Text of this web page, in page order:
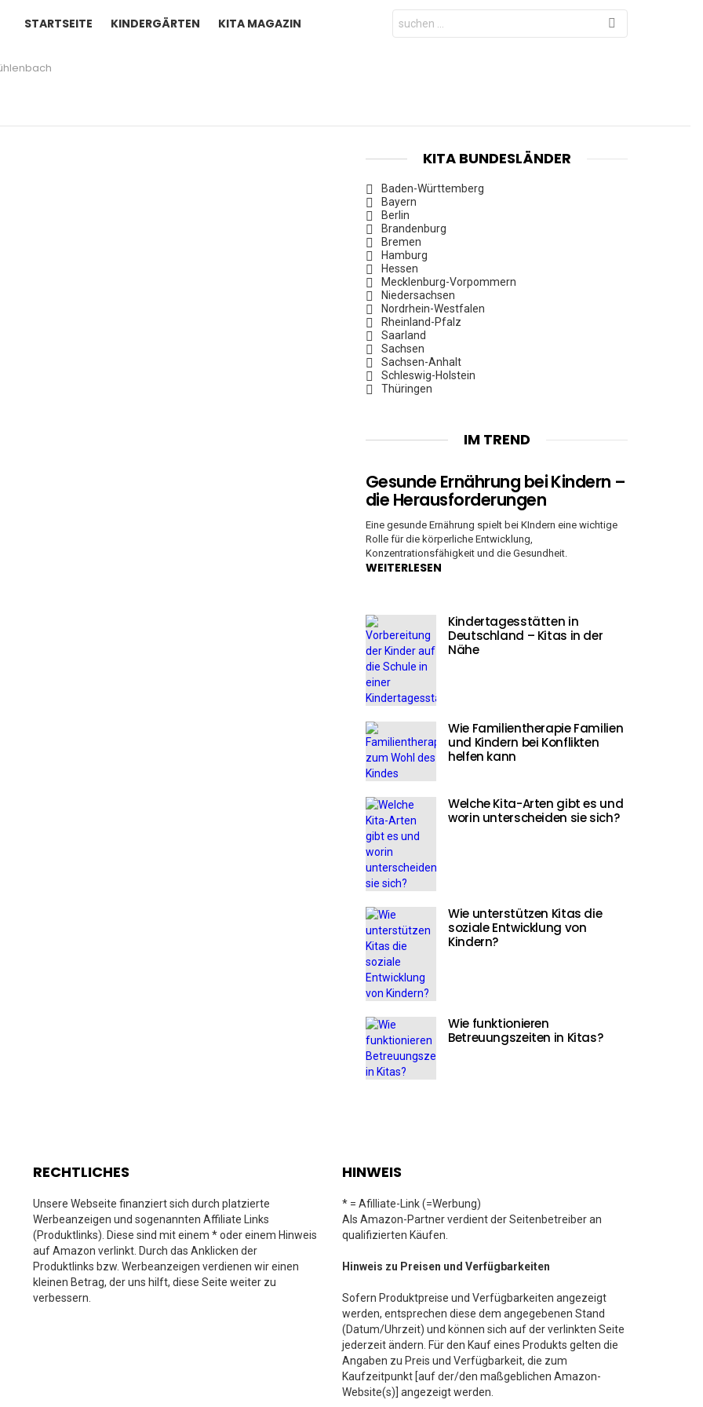
STARTSEITE KINDERGÄRTEN KITA MAGAZIN
Search
for:
KITA BUNDESLÄNDER
Baden-Württemberg
Bayern
Berlin
Brandenburg
Bremen
Hamburg
Hessen
Mecklenburg-Vorpommern
Niedersachsen
Nordrhein-Westfalen
Rheinland-Pfalz
Saarland
Sachsen
Sachsen-Anhalt
Schleswig-Holstein
Thüringen
IM TREND
Gesunde Ernährung bei Kindern –
die Herausforderungen
Eine gesunde Ernährung spielt bei KIndern eine wichtige
Rolle für die körperliche Entwicklung,
Konzentrationsfähigkeit und die Gesundheit.
WEITERLESEN
Kindertagesstätten in
Deutschland – Kitas in der
Nähe
Wie Familientherapie Familien
und Kindern bei Konflikten
helfen kann
Welche Kita-Arten gibt es und
worin unterscheiden sie sich?
Wie unterstützen Kitas die
soziale Entwicklung von
Kindern?
Wie funktionieren
Betreuungszeiten in Kitas?
RECHTLICHES
Unsere Webseite finanziert sich durch platzierte
Werbeanzeigen und sogenannten Affiliate Links
(Produktlinks). Diese sind mit einem * oder einem Hinweis
auf Amazon verlinkt. Durch das Anklicken der
Produktlinks bzw. Werbeanzeigen verdienen wir einen
kleinen Betrag, der uns hilft, diese Seite weiter zu
verbessern.
HINWEIS
* = Afilliate-Link (=Werbung)
Als Amazon-Partner verdient der Seitenbetreiber an
qualifizierten Käufen.
Hinweis zu Preisen und Verfügbarkeiten
Sofern Produktpreise und Verfügbarkeiten angezeigt
werden, entsprechen diese dem angegebenen Stand
(Datum/Uhrzeit) und können sich auf der verlinkten Seite
jederzeit ändern. Für den Kauf eines Produkts gelten die
Angaben zu Preis und Verfügbarkeit, die zum
Kaufzeitpunkt [auf der/den maßgeblichen Amazon-
Website(s)] angezeigt werden.